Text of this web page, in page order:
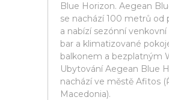
Blue Horizon. Aegean
se nachází 100 metrů od
a nabízí sezónní venkovní
bar a klimatizované
balkonem a bezplatným
Ubytování Aegean Blue
nachází ve městě Afitos
Macedonia).